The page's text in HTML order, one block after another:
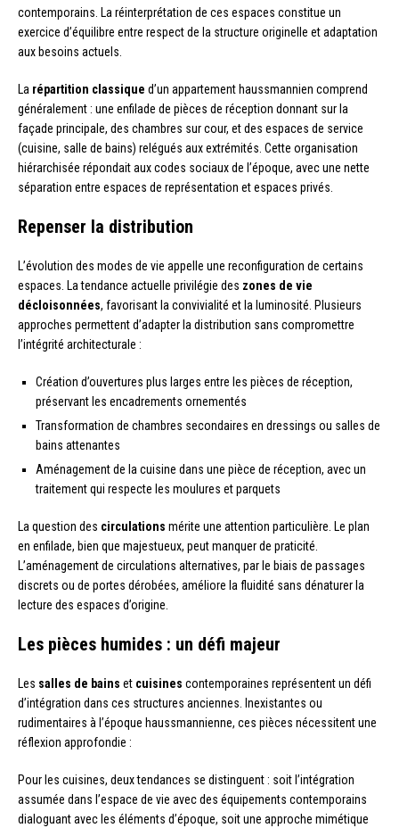
contemporains. La réinterprétation de ces espaces constitue un
exercice d’équilibre entre respect de la structure originelle et adaptation
aux besoins actuels.
La répartition classique d’un appartement haussmannien comprend
généralement : une enfilade de pièces de réception donnant sur la
façade principale, des chambres sur cour, et des espaces de service
(cuisine, salle de bains) relégués aux extrémités. Cette organisation
hiérarchisée répondait aux codes sociaux de l’époque, avec une nette
séparation entre espaces de représentation et espaces privés.
Repenser la distribution
L’évolution des modes de vie appelle une reconfiguration de certains
espaces. La tendance actuelle privilégie des zones de vie
décloisonnées, favorisant la convivialité et la luminosité. Plusieurs
approches permettent d’adapter la distribution sans compromettre
l’intégrité architecturale :
Création d’ouvertures plus larges entre les pièces de réception,
préservant les encadrements ornementés
Transformation de chambres secondaires en dressings ou salles de
bains attenantes
Aménagement de la cuisine dans une pièce de réception, avec un
traitement qui respecte les moulures et parquets
La question des circulations mérite une attention particulière. Le plan
en enfilade, bien que majestueux, peut manquer de praticité.
L’aménagement de circulations alternatives, par le biais de passages
discrets ou de portes dérobées, améliore la fluidité sans dénaturer la
lecture des espaces d’origine.
Les pièces humides : un défi majeur
Les salles de bains et cuisines contemporaines représentent un défi
d’intégration dans ces structures anciennes. Inexistantes ou
rudimentaires à l’époque haussmannienne, ces pièces nécessitent une
réflexion approfondie :
Pour les cuisines, deux tendances se distinguent : soit l’intégration
assumée dans l’espace de vie avec des équipements contemporains
dialoguant avec les éléments d’époque, soit une approche mimétique